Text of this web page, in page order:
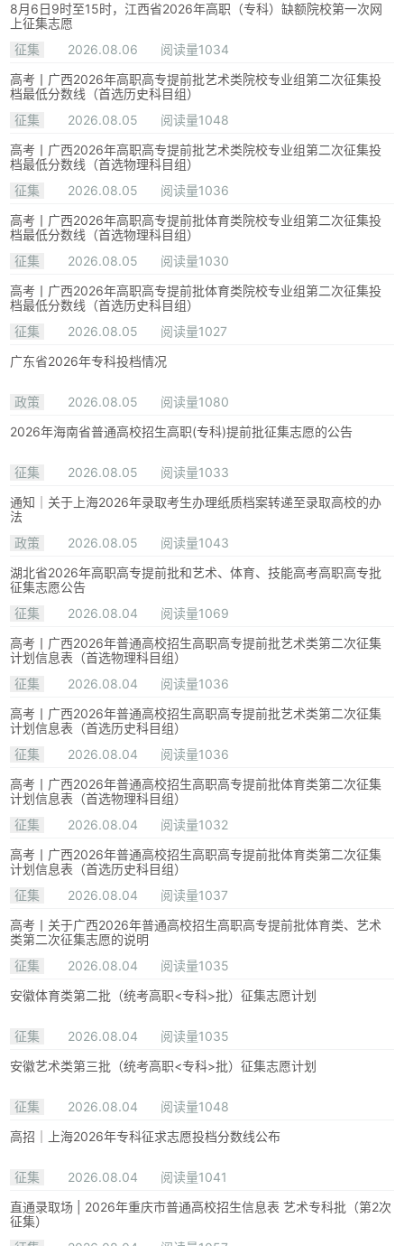
8月6日9时至15时，江西省2026年高职（专科）缺额院校第一次网
上征集志愿
征集
2026.08.06
阅读量1034
高考丨广西2026年高职高专提前批艺术类院校专业组第二次征集投
档最低分数线（首选历史科目组）
征集
2026.08.05
阅读量1048
高考丨广西2026年高职高专提前批艺术类院校专业组第二次征集投
档最低分数线（首选物理科目组）
征集
2026.08.05
阅读量1036
高考丨广西2026年高职高专提前批体育类院校专业组第二次征集投
档最低分数线（首选物理科目组）
征集
2026.08.05
阅读量1030
高考丨广西2026年高职高专提前批体育类院校专业组第二次征集投
档最低分数线（首选历史科目组）
征集
2026.08.05
阅读量1027
广东省2026年专科投档情况
政策 2026.08.05
阅读量1080
2026年海南省普通高校招生高职(专科)提前批征集志愿的公告
征集 2026.08.05
阅读量1033
通知｜关于上海2026年录取考生办理纸质档案转递至录取高校的办
法
政策
2026.08.05
阅读量1043
湖北省2026年高职高专提前批和艺术、体育、技能高考高职高专批
征集志愿公告
征集
2026.08.04
阅读量1069
高考丨广西2026年普通高校招生高职高专提前批艺术类第二次征集
计划信息表（首选物理科目组）
征集
2026.08.04
阅读量1036
高考丨广西2026年普通高校招生高职高专提前批艺术类第二次征集
计划信息表（首选历史科目组）
征集
2026.08.04
阅读量1036
高考丨广西2026年普通高校招生高职高专提前批体育类第二次征集
计划信息表（首选物理科目组）
征集
2026.08.04
阅读量1032
高考丨广西2026年普通高校招生高职高专提前批体育类第二次征集
计划信息表（首选历史科目组）
征集
2026.08.04
阅读量1037
高考丨关于广西2026年普通高校招生高职高专提前批体育类、艺术
类第二次征集志愿的说明
征集
2026.08.04
阅读量1035
安徽体育类第二批（统考高职<专科>批）征集志愿计划
征集 2026.08.04
阅读量1035
安徽艺术类第三批（统考高职<专科>批）征集志愿计划
征集 2026.08.04
阅读量1048
高招｜上海2026年专科征求志愿投档分数线公布
征集 2026.08.04
阅读量1041
直通录取场 | 2026年重庆市普通高校招生信息表 艺术专科批（第2次
征集）